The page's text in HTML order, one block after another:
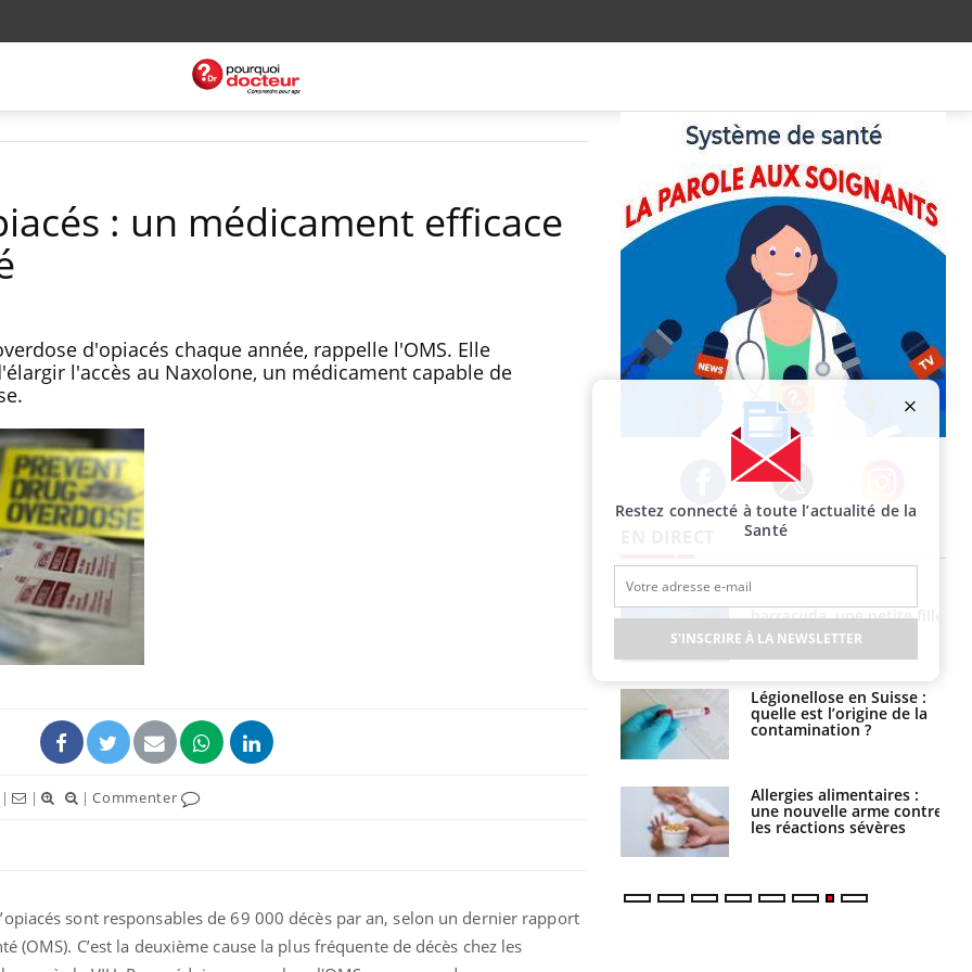
: un médicament efficace
d'opiacés chaque année, rappelle l'OMS. Elle
l'accès au Naxolone, un médicament capable de
| | |Commenter
sont responsables de 69 000 décès par an, selon un dernier rapport
(OMS). C’est la deuxième cause la plus fréquente de décès chez les
Facebook Twitter Instagram
Grossesse et chaleur : ce
que dit la science
lecture ?
Mordue par une tique en
vacances, elle reste dans
barracuda, une petite fille
secourue grâce à un
réflexe essentiel
Légionellose en Suisse :
quelle est l’origine de la
contamination ?
Allergies alimentaires :
une nouvelle arme contre
les réactions sévères
sommeil des enfants en
vacances ?
Bilan prévention : ce que
les kinés pourront
bientôt faire
TDAH : quel est ce
traitement autorisé aux
États-Unis ?
Restez connecté à toute l’actualité de la
Santé
S'INSCRIRE À LA NEWSLETTER